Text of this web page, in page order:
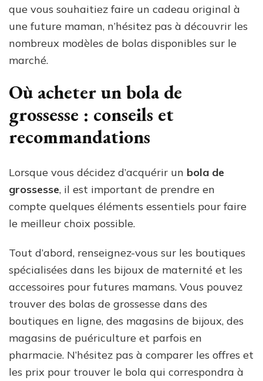
que vous souhaitiez faire un cadeau original à
une future maman, n’hésitez pas à découvrir les
nombreux modèles de bolas disponibles sur le
marché.
Où acheter un bola de
grossesse : conseils et
recommandations
Lorsque vous décidez d’acquérir un bola de
grossesse, il est important de prendre en
compte quelques éléments essentiels pour faire
le meilleur choix possible.
Tout d’abord, renseignez-vous sur les boutiques
spécialisées dans les bijoux de maternité et les
accessoires pour futures mamans. Vous pouvez
trouver des bolas de grossesse dans des
boutiques en ligne, des magasins de bijoux, des
magasins de puériculture et parfois en
pharmacie. N’hésitez pas à comparer les offres et
les prix pour trouver le bola qui correspondra à